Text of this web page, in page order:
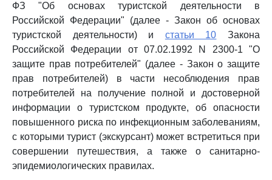
ФЗ "Об основах туристской деятельности в
Российской Федерации" (далее - Закон об основах
туристской деятельности) и статьи 10 Закона
Российской Федерации от 07.02.1992 N 2300-1 "О
защите прав потребителей" (далее - Закон о защите
прав потребителей) в части несоблюдения прав
потребителей на получение полной и достоверной
информации о туристском продукте, об опасности
повышенного риска по инфекционным заболеваниям,
с которыми турист (экскурсант) может встретиться при
совершении путешествия, а также о санитарно-
эпидемиологических правилах.